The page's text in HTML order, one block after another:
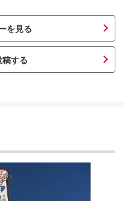
を見る
稿する